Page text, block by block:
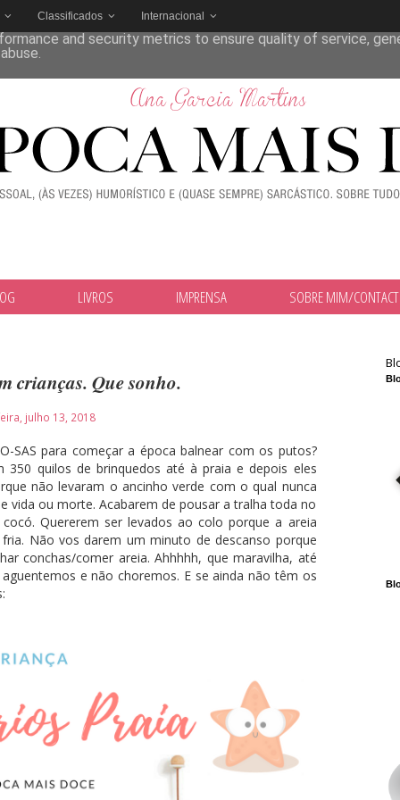
Classificados Internacional
LIVROS IMPRENSA SOBRE MIM/
crianças. Que sonho.
julho 13, 2018
SAS para começar a época balnear com os putos?
350 quilos de brinquedos até à praia e depois eles
não levaram o ancinho verde com o qual nunca
vida ou morte. Acabarem de pousar a tralha toda no
Quererem ser levados ao colo porque a areia
Não vos darem um minuto de descanso porque
conchas/comer areia. Ahhhhh, que maravilha, até
e não choremos. E se ainda não têm os
its services and to analyze traffic. Your IP address and
and security metrics to ensure quality of service,